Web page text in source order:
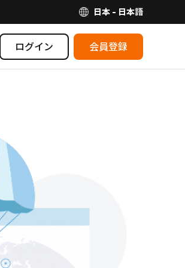
日本 - 日本語
ログイン 会員登録